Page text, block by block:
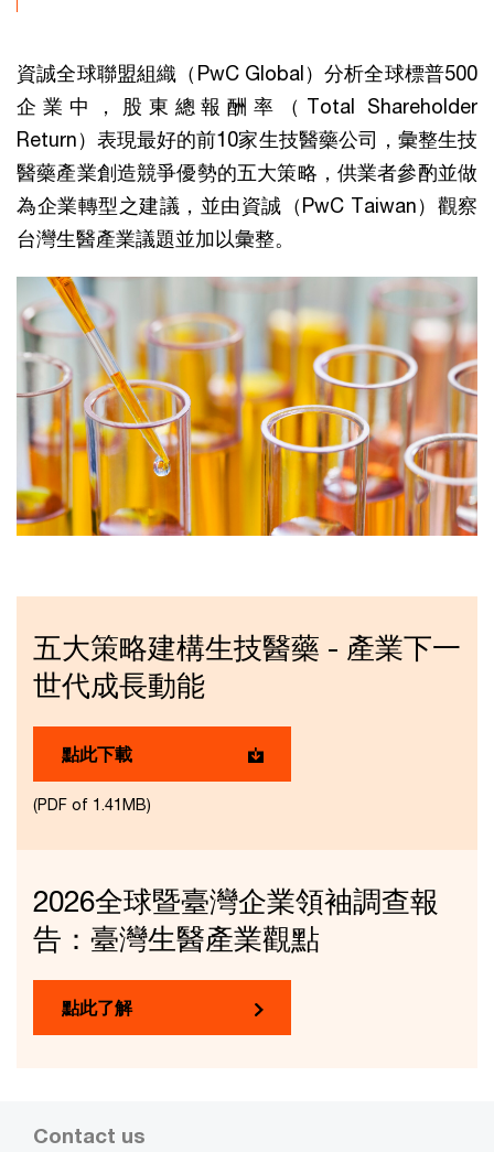
資誠全球聯盟組織（PwC Global）分析全球標普500
企業中，股東總報酬率（Total Shareholder
Return）表現最好的前10家生技醫藥公司，彙整生技
醫藥產業創造競爭優勢的五大策略，供業者參酌並做
為企業轉型之建議，並由資誠（PwC Taiwan）觀察
台灣生醫產業議題並加以彙整。
五大策略建構生技醫藥 - 產業下一
世代成長動能
點此下載
(PDF of 1.41MB)
2026全球暨臺灣企業領袖調查報
告：臺灣生醫產業觀點
點此了解
Contact us